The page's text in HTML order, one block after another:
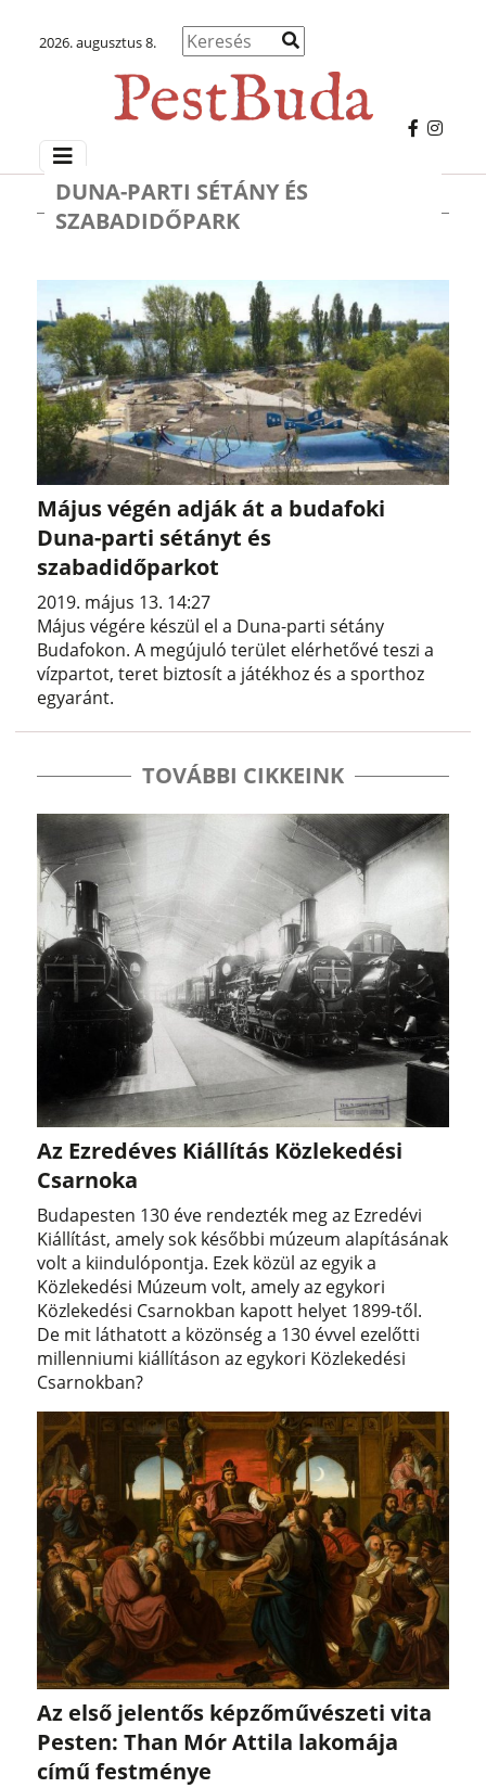
2026. augusztus 8.
DUNA-PARTI SÉTÁNY ÉS
SZABADIDŐPARK
Május végén adják át a budafoki
Duna-parti sétányt és
szabadidőparkot
2019. május 13. 14:27
Május végére készül el a Duna-parti sétány
Budafokon. A megújuló terület elérhetővé teszi a
vízpartot, teret biztosít a játékhoz és a sporthoz
egyaránt.
TOVÁBBI CIKKEINK
Az Ezredéves Kiállítás Közlekedési
Csarnoka
Budapesten 130 éve rendezték meg az Ezredévi
Kiállítást, amely sok későbbi múzeum alapításának
volt a kiindulópontja. Ezek közül az egyik a
Közlekedési Múzeum volt, amely az egykori
Közlekedési Csarnokban kapott helyet 1899-től.
De mit láthatott a közönség a 130 évvel ezelőtti
millenniumi kiállításon az egykori Közlekedési
Csarnokban?
Az első jelentős képzőművészeti vita
Pesten: Than Mór Attila lakomája
című festménye